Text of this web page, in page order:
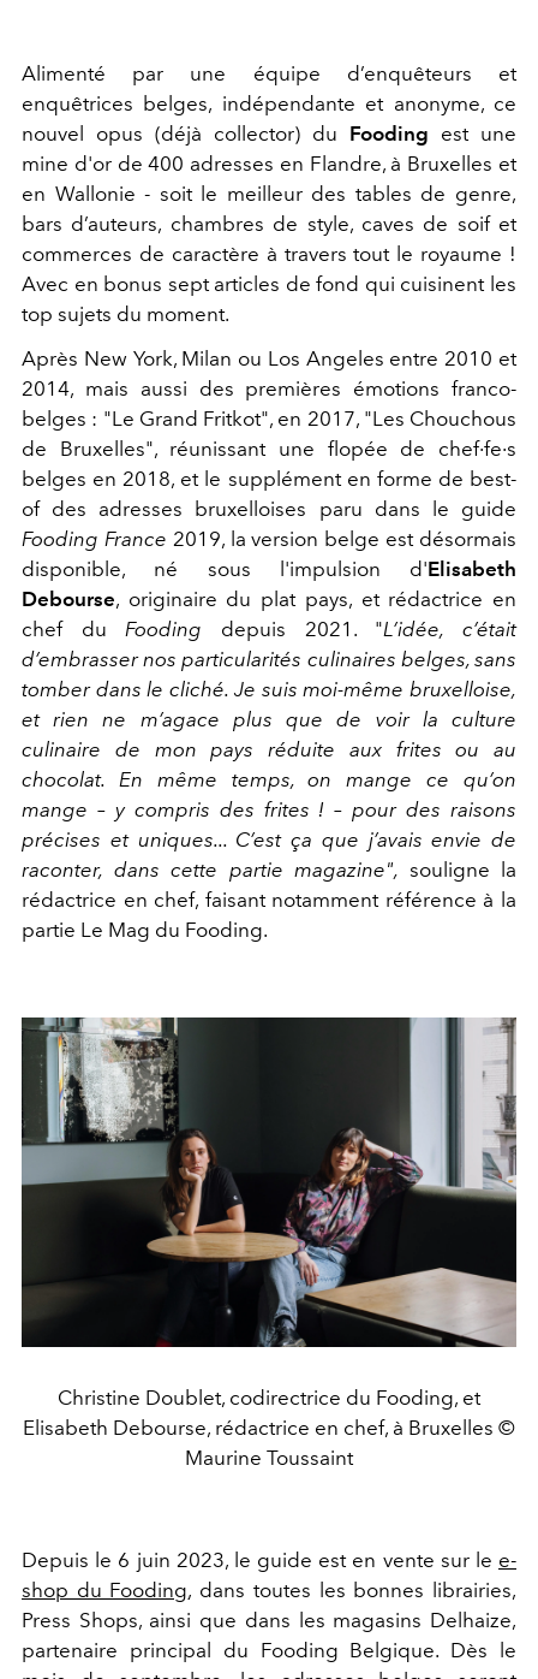
Alimenté par une équipe d’enquêteurs et
enquêtrices belges, indépendante et anonyme, ce
nouvel opus (déjà collector) du Fooding est une
mine d'or de 400 adresses en Flandre, à Bruxelles et
en Wallonie - soit le meilleur des tables de genre,
bars d’auteurs, chambres de style, caves de soif et
commerces de caractère à travers tout le royaume !
Avec en bonus sept articles de fond qui cuisinent les
top sujets du moment.
Après New York, Milan ou Los Angeles entre 2010 et
2014, mais aussi des premières émotions franco-
belges : "Le Grand Fritkot", en 2017, "Les Chouchous
de Bruxelles", réunissant une flopée de chef·fe·s
belges en 2018, et le supplément en forme de best-
of des adresses bruxelloises paru dans le guide
Fooding France 2019, la version belge est désormais
disponible, né sous l'impulsion d'Elisabeth
Debourse, originaire du plat pays, et rédactrice en
chef du Fooding depuis 2021. "L’idée, c’était
d’embrasser nos particularités culinaires belges, sans
tomber dans le cliché. Je suis moi-même bruxelloise,
et rien ne m’agace plus que de voir la culture
culinaire de mon pays réduite aux frites ou au
chocolat. En même temps, on mange ce qu’on
mange – y compris des frites ! – pour des raisons
précises et uniques... C’est ça que j’avais envie de
raconter, dans cette partie magazine", souligne la
rédactrice en chef, faisant notamment référence à la
partie Le Mag du Fooding.
Christine Doublet, codirectrice du Fooding, et
Elisabeth Debourse, rédactrice en chef, à Bruxelles ©
Maurine Toussaint
Depuis le 6 juin 2023, le guide est en vente sur le e-
shop du Fooding, dans toutes les bonnes librairies,
Press Shops, ainsi que dans les magasins Delhaize,
partenaire principal du Fooding Belgique. Dès le